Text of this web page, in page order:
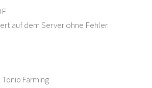
auf dem Server ohne Fehler.
Farming